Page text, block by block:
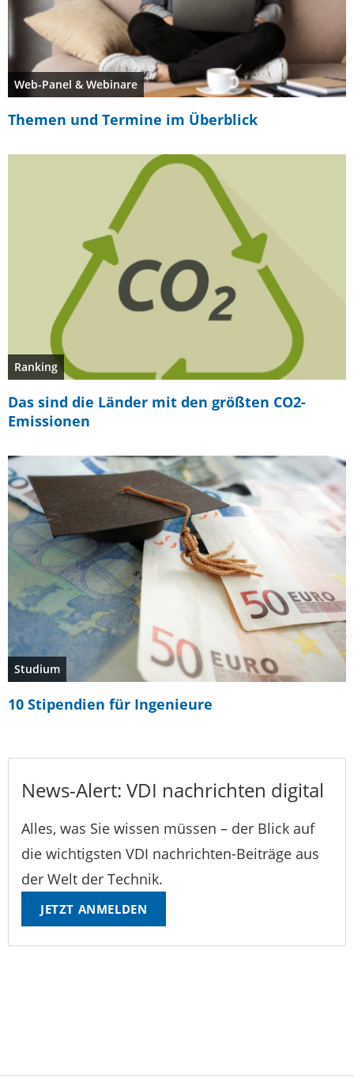
Web-Panel & Webinare
Themen und Termine im Überblick
Ranking
Das sind die Länder mit den größten CO2-
Emissionen
Studium
10 Stipendien für Ingenieure
News-Alert: VDI nachrichten digital
Alles, was Sie wissen müssen – der Blick auf
die wichtigsten VDI nachrichten-Beiträge aus
der Welt der Technik.
JETZT ANMELDEN